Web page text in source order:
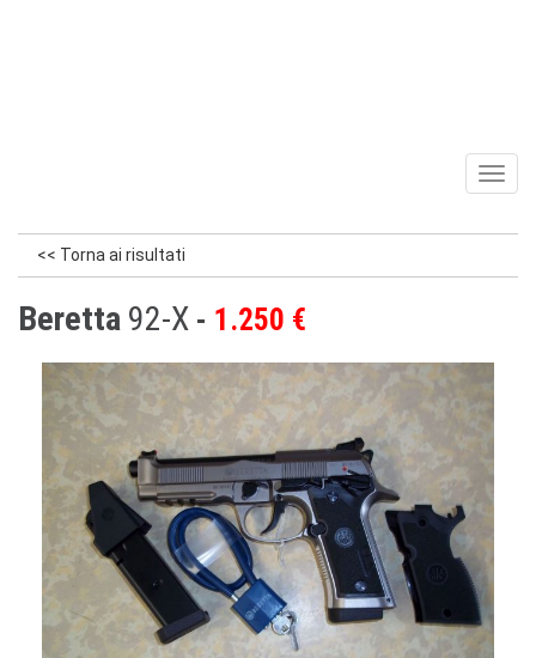
<< Torna ai risultati
Beretta 92-X 1.250 €